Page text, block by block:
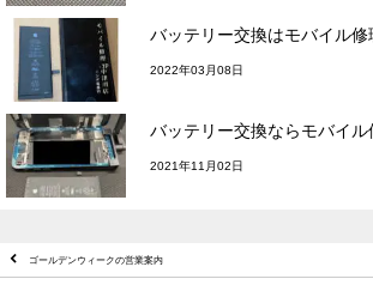
バッテリー交換はモバイル
2022年03月08日
バッテリー交換ならモバイ
2021年11月02日
ゴールデンウィークの営業案内